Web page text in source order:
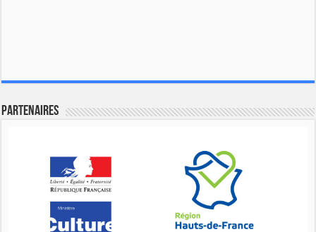
Partenaires